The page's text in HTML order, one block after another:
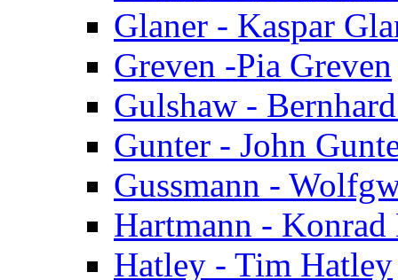
Glaner - Kaspar
Greven -Pia Greven
Gulshaw -
Gunter - John
Gussmann -
Hartmann - Konrad
Hatley - Tim Hatley